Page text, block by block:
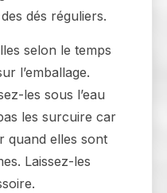
dés réguliers.
selon le temps
l’emballage.
les sous l’eau
les surcuire car
quand elles sont
Laissez-les